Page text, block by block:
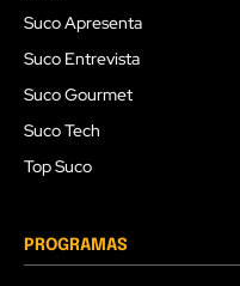
Suco Apresenta
Suco Entrevista
Suco Gourmet
Suco Tech
Top Suco
PROGRAMAS